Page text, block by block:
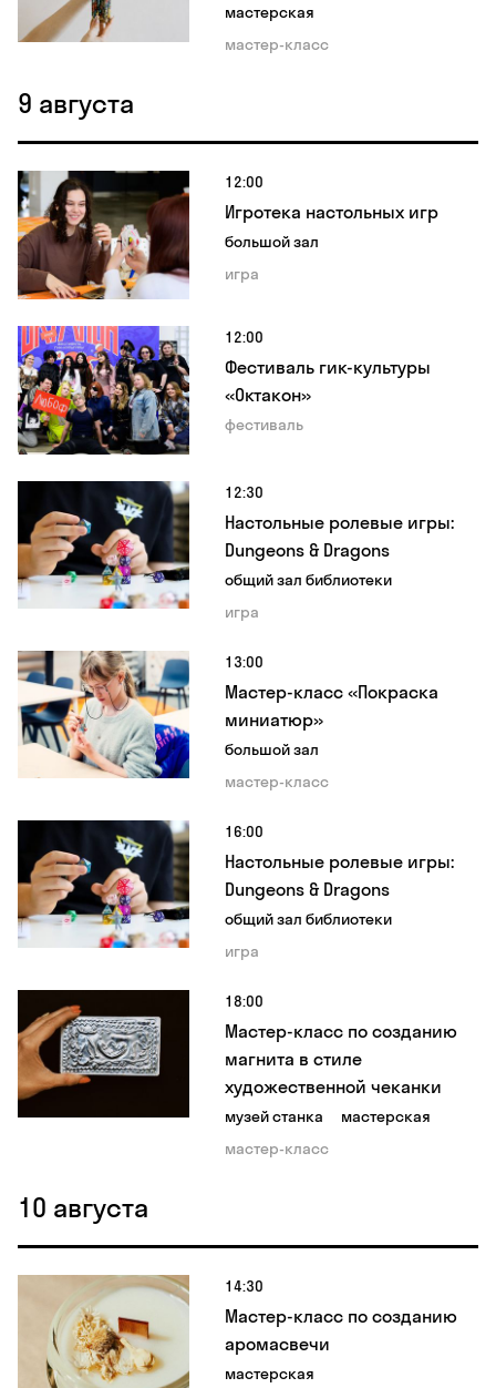
мастерская
мастер-класс
9 августа
12:00
Игротека настольных игр
большой зал
игра
12:00
Фестиваль гик-культуры
«Октакон»
фестиваль
12:30
Настольные ролевые игры:
Dungeons & Dragons
общий зал библиотеки
игра
13:00
Мастер-класс «Покраска
миниатюр»
большой зал
мастер-класс
16:00
Настольные ролевые игры:
Dungeons & Dragons
общий зал библиотеки
игра
18:00
Мастер-класс по созданию
магнита в стиле
художественной чеканки
музей станка
мастерская
мастер-класс
10 августа
14:30
Мастер-класс по созданию
аромасвечи
мастерская